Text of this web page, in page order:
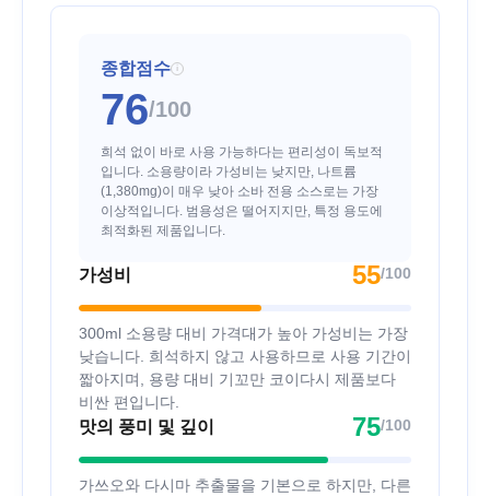
종합점수 i
76/100
희석 없이 바로 사용 가능하다는 편리성이 독보적
입니다. 소용량이라 가성비는 낮지만, 나트륨
(1,380mg)이 매우 낮아 소바 전용 소스로는 가장
이상적입니다. 범용성은 떨어지지만, 특정 용도에
최적화된 제품입니다.
가성비 55/100
300ml 소용량 대비 가격대가 높아 가성비는 가장
낮습니다. 희석하지 않고 사용하므로 사용 기간이
짧아지며, 용량 대비 기꼬만 코이다시 제품보다
비싼 편입니다.
맛의 풍미 및 깊이 75/100
가쓰오와 다시마 추출물을 기본으로 하지만, 다른